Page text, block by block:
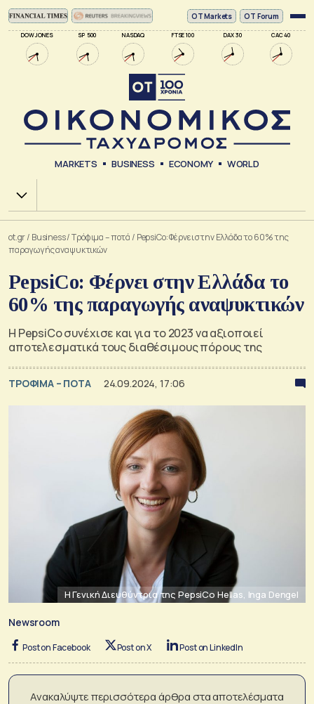
DOW JONES SP 500 NASDAQ FTSE 100 DAX 30 CAC 40
ΟΤ Markets OT Forum
MARKETS BUSINESS ECONOMY WORLD
Χ.Α.
ot.gr/ Business/Τρόφιμα – ποτά / PepsiCo: Φέρνει στην Ελλάδα το 60% της
παραγωγής αναψυκτικών
PepsiCo: Φέρνει στην Ελλάδα το
60% της παραγωγής αναψυκτικών
Η PepsiCo συνέχισε και για το 2023 να αξιοποιεί
αποτελεσματικά τους διαθέσιμους πόρους της
ΤΡΟΦΙΜΑ – ΠΟΤΑ 24.09.2024, 17:06
H Γενική Διευθύντρια της PepsiCo Hellas, Inga Dengel
Newsroom
Post on Facebook Post on X Post on LinkedIn
Ανακαλύψτε περισσότερα άρθρα στα αποτελέσματα